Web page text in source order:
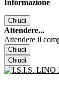
Informazione
Chiudi
Attendere...
Attendere il
Chiudi
Chiudi